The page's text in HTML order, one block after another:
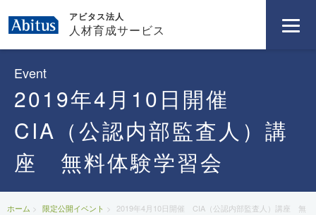
アビタス法人
人材育成サービス
Event
2019年4月10日開催
CIA（公認内部監査人）講
座 無料体験学習会
ホーム 限定公開イベント
2019年4月10日開催 CIA（公認内部監査人）講座 無